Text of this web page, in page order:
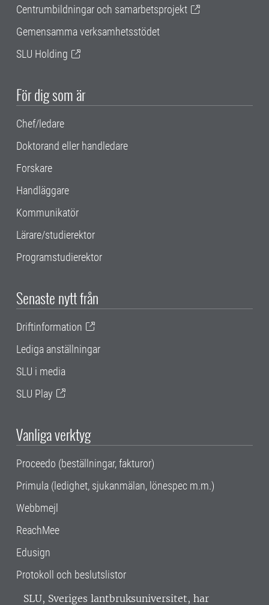
Centrumbildningar och samarbetsprojekt
Gemensamma verksamhetsstödet
SLU Holding
För dig som är
Chef/ledare
Doktorand eller handledare
Forskare
Handläggare
Kommunikatör
Lärare/studierektor
Programstudierektor
Senaste nytt från
Driftinformation
Lediga anställningar
SLU i media
SLU Play
Vanliga verktyg
Proceedo (beställningar, fakturor)
Primula (ledighet, sjukanmälan, lönespec m.m.)
Webbmejl
ReachMee
Edusign
Protokoll och beslutslistor
SLU, Sveriges lantbruksuniversitet, har